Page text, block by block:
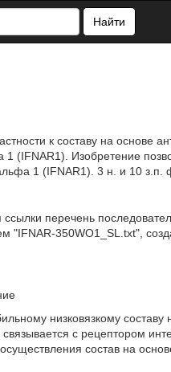
Найти
к составу на основе
(IFNAR1). Изобретение
1 (IFNAR1). 3 н. и 10 з.п.
перечень
"IFNAR-350WO1_SL.txt",
низковязкому
с рецептором
состав на